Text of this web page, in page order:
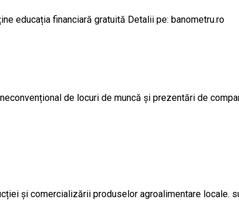
educația financiară gratuită Detalii pe: banometru.ro
de locuri de muncă și prezentări de
și comercializării produselor agroalimentare locale.